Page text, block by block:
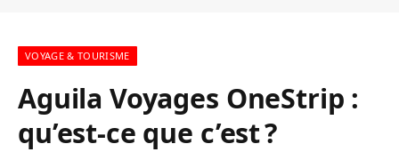
VOYAGE & TOURISME
Aguila Voyages OneStrip :
qu’est-ce que c’est ?